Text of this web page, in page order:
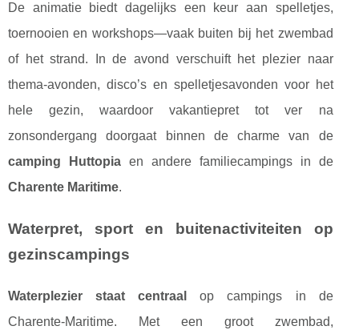
De animatie biedt dagelijks een keur aan spelletjes,
toernooien en workshops—vaak buiten bij het zwembad
of het strand. In de avond verschuift het plezier naar
thema-avonden, disco’s en spelletjesavonden voor het
hele gezin, waardoor vakantiepret tot ver na
zonsondergang doorgaat binnen de charme van de
camping Huttopiaen andere familiecampings in de
Charente Maritime.
Waterpret, sport en buitenactiviteiten op
gezinscampings
Waterplezier staat centraal
op campings in de
Charente-Maritime. Met een groot zwembad,